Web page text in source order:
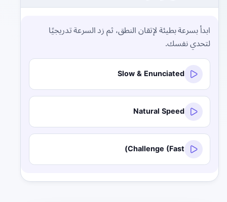
ابدأ بسرعة بطيئة لإتقان النطق، ثم زد السرعة تدريجيًا
لتحدي نفسك.
Slow & Enunciated
Natural Speed
Challenge (Fast)